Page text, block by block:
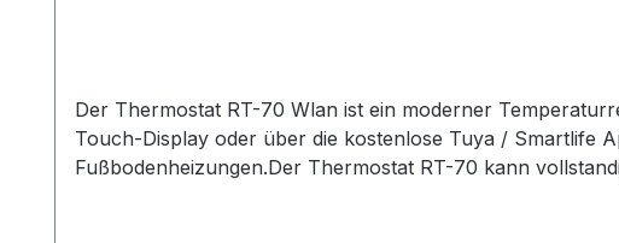
Der Thermostat RT-70 Wlan ist ein moderner
Touch-Display oder über die kostenlose Tuya / Smartlife
Fußbodenheizungen.Der Thermostat RT-70 kann